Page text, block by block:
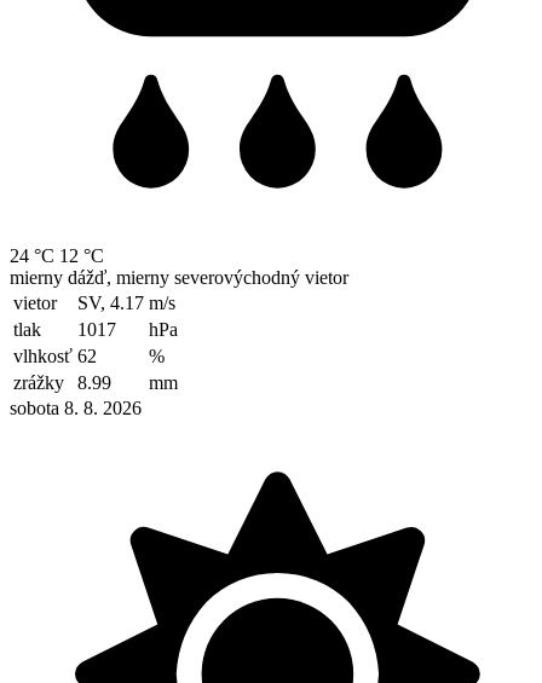
24 °C 12 °C
mierny dážď, mierny severovýchodný vietor
vietor
SV, 4.17 m/s
tlak
1017
hPa
vlhkosť 62
%
zrážky
8.99
mm
sobota 8. 8. 2026